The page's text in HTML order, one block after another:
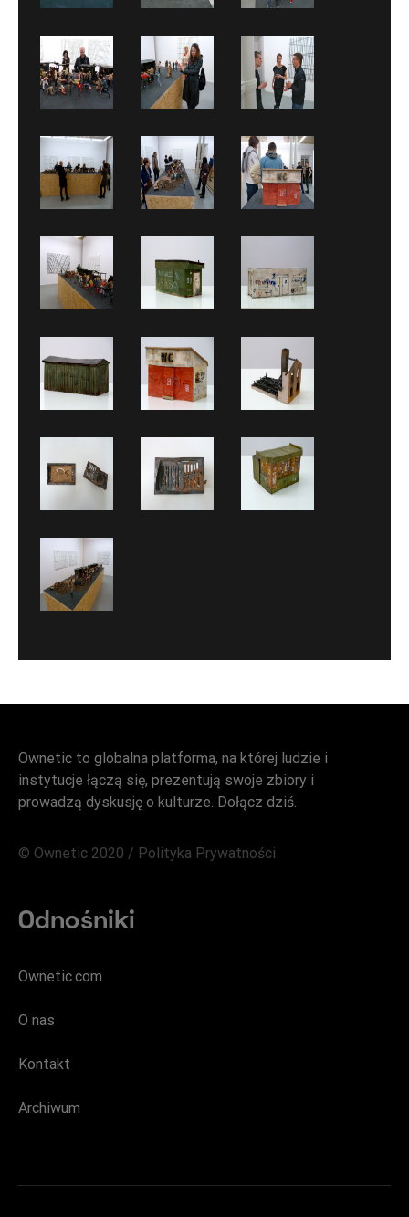
Ownetic to globalna platforma, na której ludzie i
instytucje łączą się, prezentują swoje zbiory i
prowadzą dyskusję o kulturze. Dołącz dziś.
© Ownetic 2020 / Polityka Prywatności
Odnośniki
Ownetic.com
O nas
Kontakt
Archiwum